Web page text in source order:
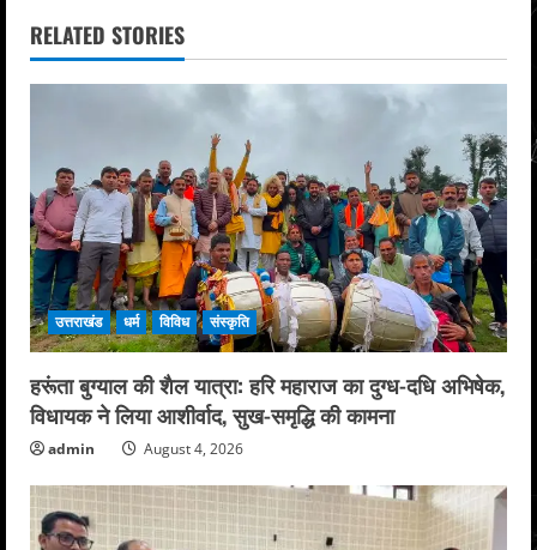
RELATED STORIES
उत्तराखंड धर्म विविध संस्कृति
हरूंता बुग्याल की शैल यात्रा: हरि महाराज का दुग्ध-दधि अभिषेक,
विधायक ने लिया आशीर्वाद, सुख-समृद्धि की कामना
admin August 4, 2026